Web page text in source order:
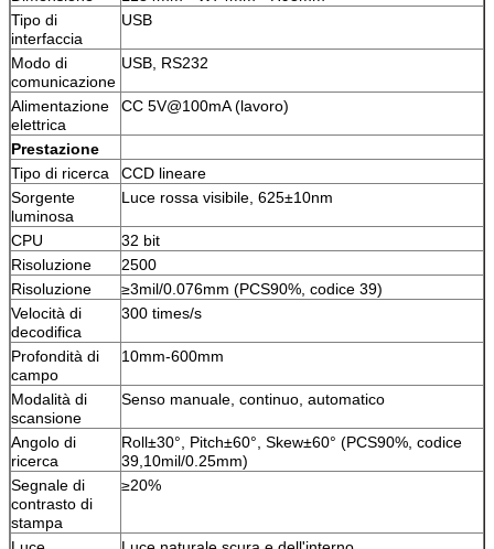
Tipo di
interfaccia
USB
Modo di
comunicazione
USB, RS232
Alimentazione
elettrica
CC 5V@100mA (lavoro)
Prestazione
Tipo di ricerca
CCD lineare
Sorgente
luminosa
Luce rossa visibile, 625±10nm
CPU
32 bit
Risoluzione
2500
Risoluzione
≥3mil/0.076mm (PCS90%, codice 39)
Velocità di
decodifica
300 times/s
Profondità di
campo
10mm-600mm
Modalità di
scansione
Senso manuale, continuo, automatico
Angolo di
ricerca
Roll±30°, Pitch±60°, Skew±60° (PCS90%, codice
39,10mil/0.25mm)
Segnale di
contrasto di
stampa
≥20%